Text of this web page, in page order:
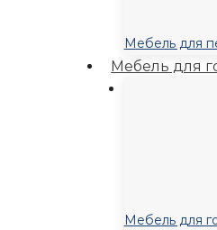
Мебель для
Мебель для
Мебель для